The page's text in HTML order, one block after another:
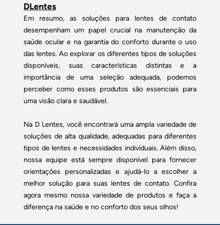
DLentes
Em resumo, as soluções para lentes de contato
desempenham um papel crucial na manutenção da
saúde ocular e na garantia do conforto durante o uso
das lentes. Ao explorar os diferentes tipos de soluções
disponíveis, suas características distintas e a
importância de uma seleção adequada, podemos
perceber como esses produtos são essenciais para
uma visão clara e saudável.
Na D Lentes, você encontrará uma ampla variedade de
soluções de alta qualidade, adequadas para diferentes
tipos de lentes e necessidades individuais. Além disso,
nossa equipe está sempre disponível para fornecer
orientações personalizadas e ajudá-lo a escolher a
melhor solução para suas lentes de contato. Confira
agora mesmo nossa variedade de produtos e faça a
diferença na saúde e no conforto dos seus olhos!